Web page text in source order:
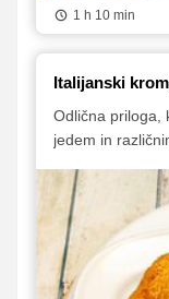
1 h 10 min
Italijanski
Odlična priloga,
jedem in